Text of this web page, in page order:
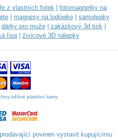
z vlastních fotek
fotomagnetky na
magnesy na lodówkę
samolepky
dárky pro muže| zakázkový 3d tisk|
lípa| živicové 3D nálepky
běžné platební karty
povinen vystavit kupujícímu